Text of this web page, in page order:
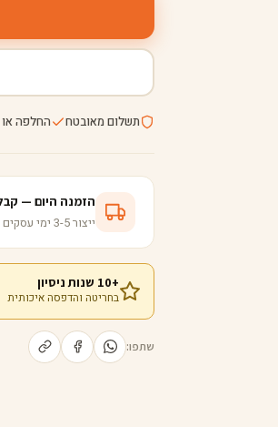
תשלום מאובטח החלפה
הזמנה היום — קבלו תוך 5-8
ייצור 3-5 ימי עסקים + שליחות ישירה לבית
+10 שנות ניסיון
בחריטה והדפסה איכותית
שתפו: